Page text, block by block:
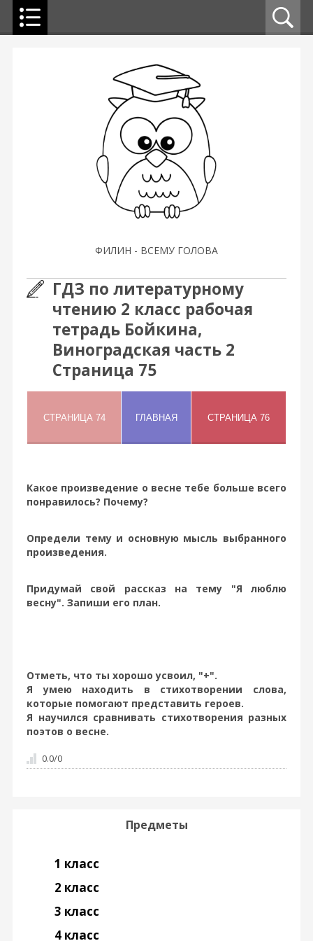
ФИЛИН - ВСЕМУ ГОЛОВА
ГДЗ по литературному
чтению 2 класс рабочая
тетрадь Бойкина,
Виноградская часть 2
Страница 75
Какое произведение о весне тебе больше всего
понравилось? Почему?
Определи тему и основную мысль выбранного
произведения.
Придумай свой рассказ на тему "Я люблю
весну". Запиши его план.
Отметь, что ты хорошо усвоил, "+".
Я умею находить в стихотворении слова,
которые помогают представить героев.
Я научился сравнивать стихотворения разных
поэтов о весне.
0.0/0
Предметы
1 класс
2 класс
3 класс
4 класс